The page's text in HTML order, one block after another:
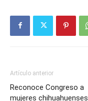
Artículo anterior
Reconoce Congreso a
mujeres chihuahuenses